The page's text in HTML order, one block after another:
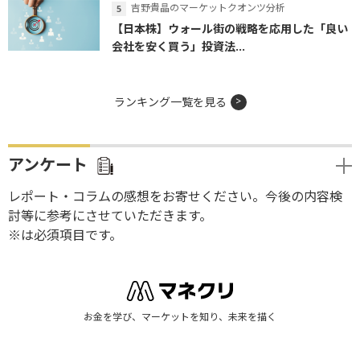
吉野貴晶のマーケットクオンツ分析
【日本株】ウォール街の戦略を応用した「良い
会社を安く買う」投資法...
ランキング一覧を見る
アンケート
レポート・コラムの感想をお寄せください。今後の内容検
討等に参考にさせていただきます。
※は必須項目です。
お金を学び、マーケットを知り、未来を描く